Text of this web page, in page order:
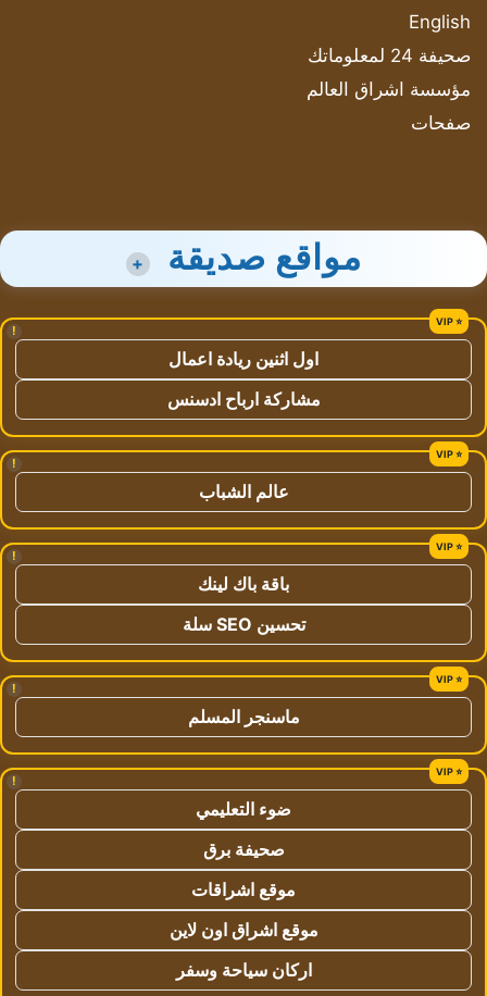
English
صحيفة 24 لمعلوماتك
مؤسسة اشراق العالم
صفحات
مواقع صديقة +
!
اول اثنين ريادة اعمال
مشاركة ارباح ادسنس
!
عالم الشباب
!
باقة باك لينك
تحسين SEO سلة
!
ماسنجر المسلم
!
ضوء التعليمي
صحيفة برق
موقع اشراقات
موقع اشراق اون لاين
اركان سياحة وسفر